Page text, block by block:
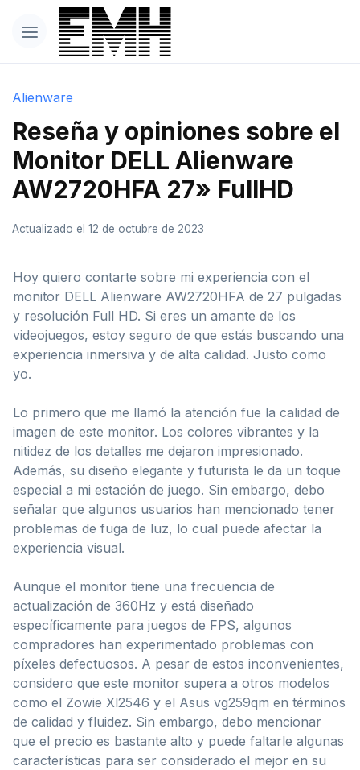
Alienware
Reseña y opiniones sobre el
Monitor DELL Alienware
AW2720HFA 27» FullHD
Actualizado el 12 de octubre de 2023
Hoy quiero contarte sobre mi experiencia con el
monitor DELL Alienware AW2720HFA de 27 pulgadas
y resolución Full HD. Si eres un amante de los
videojuegos, estoy seguro de que estás buscando una
experiencia inmersiva y de alta calidad. Justo como
yo.
Lo primero que me llamó la atención fue la calidad de
imagen de este monitor. Los colores vibrantes y la
nitidez de los detalles me dejaron impresionado.
Además, su diseño elegante y futurista le da un toque
especial a mi estación de juego. Sin embargo, debo
señalar que algunos usuarios han mencionado tener
problemas de fuga de luz, lo cual puede afectar la
experiencia visual.
Aunque el monitor tiene una frecuencia de
actualización de 360Hz y está diseñado
específicamente para juegos de FPS, algunos
compradores han experimentado problemas con
píxeles defectuosos. A pesar de estos inconvenientes,
considero que este monitor supera a otros modelos
como el Zowie Xl2546 y el Asus vg259qm en términos
de calidad y fluidez. Sin embargo, debo mencionar
que el precio es bastante alto y puede faltarle algunas
características para ser considerado el mejor en su